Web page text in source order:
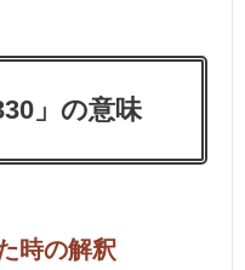
」の意味
時の解釈